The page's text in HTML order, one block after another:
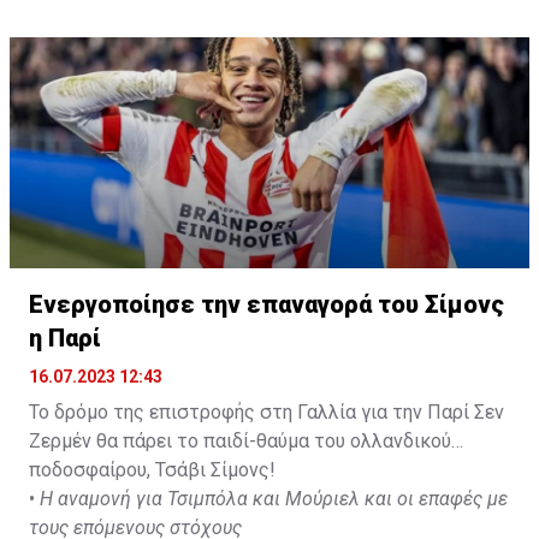
pic.twitter.com/eGi61fRc5O
— Ekrem KONUR (@Ekremkonur)July 15, 2023
Ενεργοποίησε την επαναγορά του Σίμονς
η Παρί
16.07.2023 12:43
Το δρόμο της επιστροφής στη Γαλλία για την Παρί Σεν
Ζερμέν θα πάρει το παιδί-θαύμα του ολλανδικού
ποδοσφαίρου, Τσάβι Σίμονς!
• Η αναμονή για Τσιμπόλα και Μούριελ και οι επαφές με
τους επόμενους στόχους